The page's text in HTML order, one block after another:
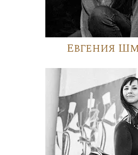
Евгения